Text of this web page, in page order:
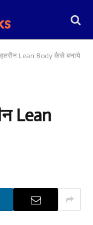
Lean Body कैसे बनाये
Lean